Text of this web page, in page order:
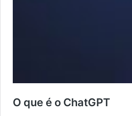
O que é o ChatGPT